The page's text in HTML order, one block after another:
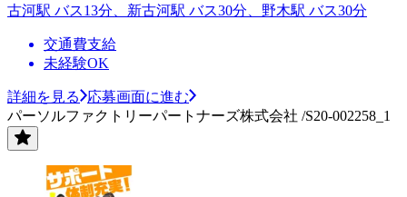
古河駅 バス13分、新古河駅 バス30分、野木駅 バス30分
交通費支給
未経験OK
詳細を見る
応募画面に進む
パーソルファクトリーパートナーズ株式会社 /S20-002258_1